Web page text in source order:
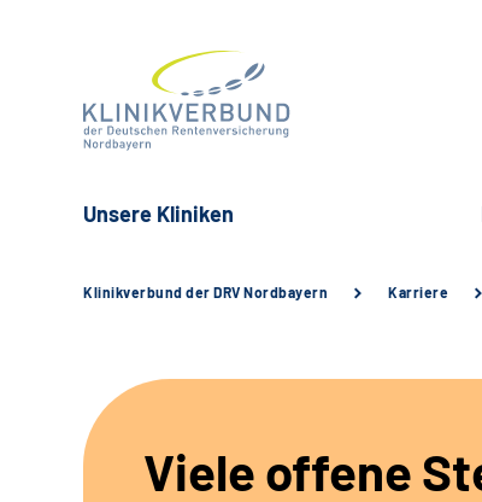
Unsere Kliniken
Klinikverbund der DRV Nordbayern Karriere
Viele offene